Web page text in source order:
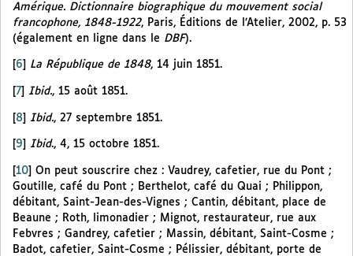
Amérique. Dictionnaire biographique du mouvement social
francophone, 1848-1922, Paris, Éditions de l’Atelier, 2002, p. 53
(également en ligne dans le DBF).
6 La République de 1848, 14 juin 1851.
7 Ibid., 15 août 1851.
[8] Ibid., 27 septembre 1851.
9 Ibid., 4, 15 octobre 1851.
[10] On peut souscrire chez : Vaudrey, cafetier, rue du Pont ;
Goutille, café du Pont ; Berthelot, café du Quai ; Philippon,
débitant, Saint-Jean-des-Vignes ; Cantin, débitant, place de
Beaune ; Roth, limonadier ; Mignot, restaurateur, rue aux
Febvres ; Gandrey, cafetier ; Massin, débitant, Saint-Cosme ;
Badot, cafetier, Saint-Cosme ; Pélissier, débitant, porte de